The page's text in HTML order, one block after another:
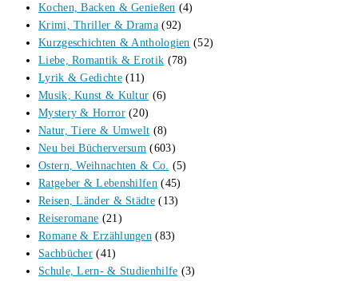
Kochen, Backen & Genießen (4)
Krimi, Thriller & Drama (92)
Kurzgeschichten & Anthologien (52)
Liebe, Romantik & Erotik (78)
Lyrik & Gedichte (11)
Musik, Kunst & Kultur (6)
Mystery & Horror (20)
Natur, Tiere & Umwelt (8)
Neu bei Bücherversum (603)
Ostern, Weihnachten & Co. (5)
Ratgeber & Lebenshilfen (45)
Reisen, Länder & Städte (13)
Reiseromane (21)
Romane & Erzählungen (83)
Sachbücher (41)
Schule, Lern- & Studienhilfe (3)